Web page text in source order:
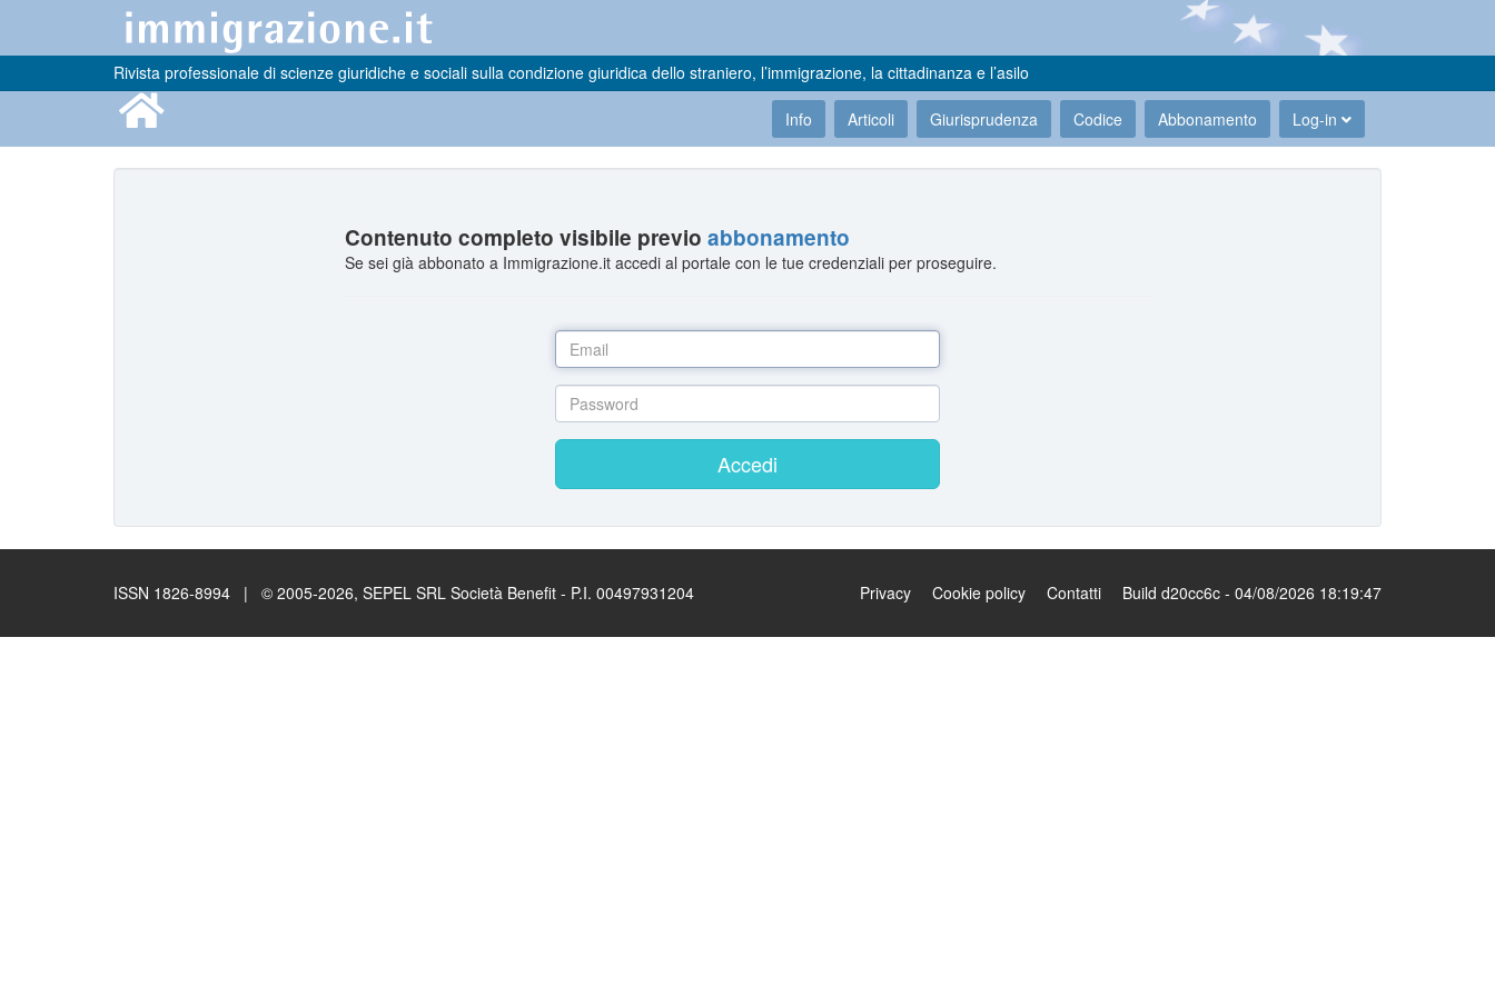
Rivista professionale di scienze giuridiche e sociali sulla condizione giuridica dello straniero, l’immigrazione, la cittadinanza e l’asilo
Info Articoli Giurisprudenza Codice Abbonamento Log-in
Contenuto completo visibile previoabbonamento
Se sei già abbonato a Immigrazione.it accedi al portale con le tue credenziali per proseguire.
Accedi
ISSN 1826-8994 | © 2005-2026, SEPEL SRL Società Benefit - P.I. 00497931204 Privacy Cookie policy Contatti Build d20cc6c - 04/08/2026 18:19:47